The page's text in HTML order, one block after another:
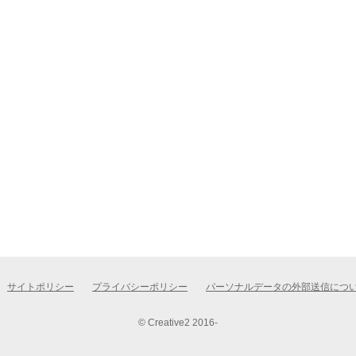
サイトポリシー プライバシーポリシー パーソナルデータの外部送信につ
© Creative2 2016-